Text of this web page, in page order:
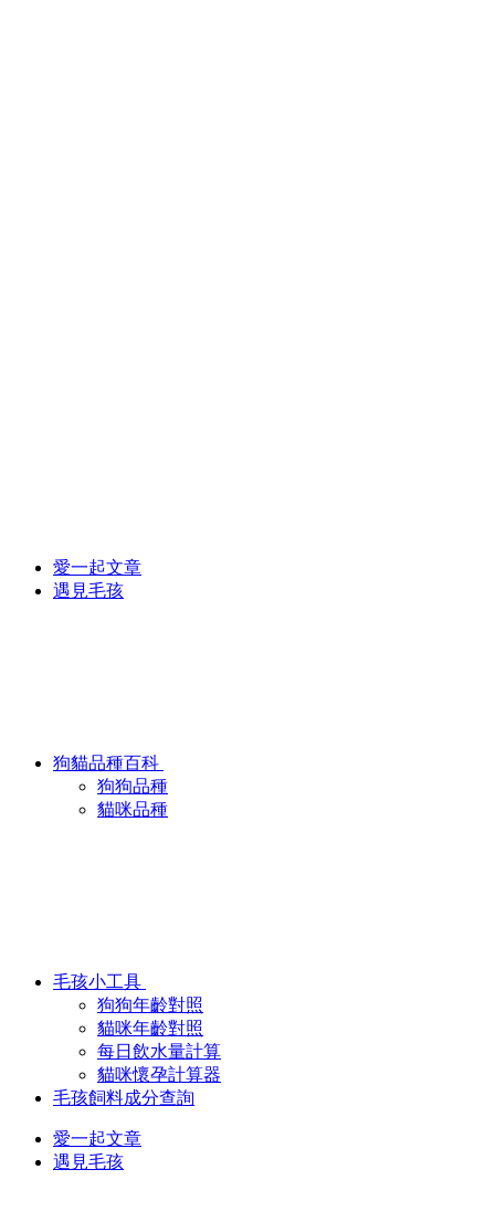
愛一起文章
遇見毛孩
狗貓品種百科
狗狗品種
貓咪品種
毛孩小工具
狗狗年齡對照
貓咪年齡對照
每日飲水量計算
貓咪懷孕計算器
毛孩飼料成分查詢
愛一起文章
遇見毛孩